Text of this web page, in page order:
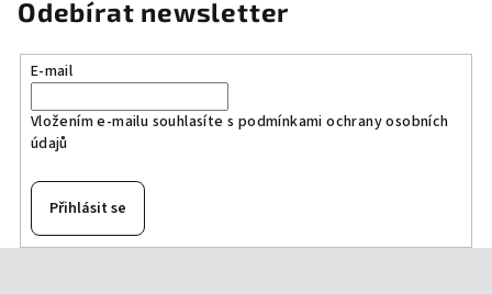
Odebírat newsletter
E-mail
Vložením e-mailu souhlasíte s podmínkami ochrany osobních
údajů
Přihlásit se